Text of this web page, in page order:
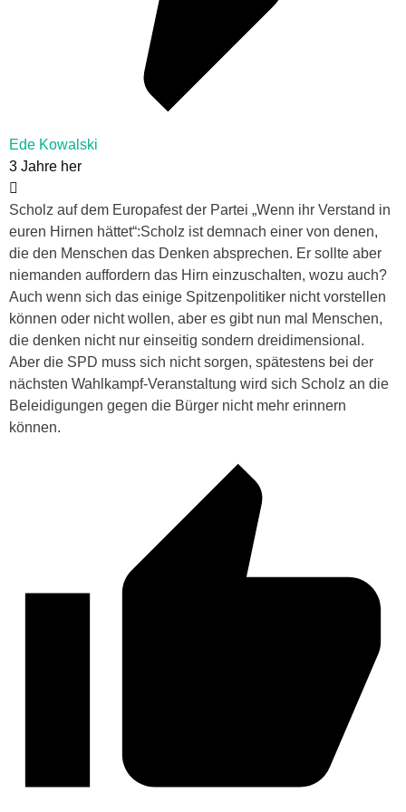
Ede Kowalski
3 Jahre her
Scholz auf dem Europafest der Partei „Wenn ihr Verstand in
euren Hirnen hättet“:Scholz ist demnach einer von denen,
die den Menschen das Denken absprechen. Er sollte aber
niemanden auffordern das Hirn einzuschalten, wozu auch?
Auch wenn sich das einige Spitzenpolitiker nicht vorstellen
können oder nicht wollen, aber es gibt nun mal Menschen,
die denken nicht nur einseitig sondern dreidimensional.
Aber die SPD muss sich nicht sorgen, spätestens bei der
nächsten Wahlkampf-Veranstaltung wird sich Scholz an die
Beleidigungen gegen die Bürger nicht mehr erinnern
können.